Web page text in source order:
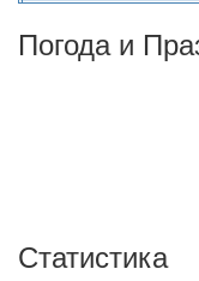
Погода и
Статистика